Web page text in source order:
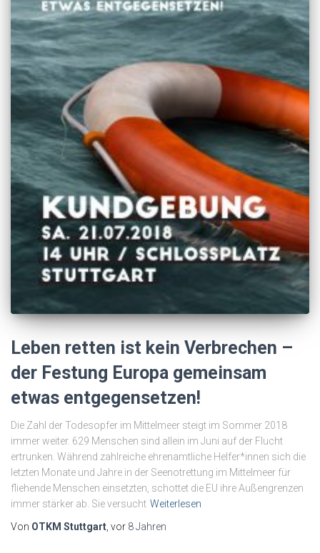
Leben retten ist kein Verbrechen –
der Festung Europa gemeinsam
etwas entgegensetzen!
Die Zahl der Todesopfer im Mittelmeer steigt im Sommer 2018
immer weiter. 629 Menschen sind allein im Juni auf der Flucht
ertrunken. Während zahlreiche ehrenamtliche Helfer*innen sich die
letzten Monate und Jahre in der Seenotrettung im Mittelmeer für
fliehende Menschen einsetzten, schottet die EU ihre Außengrenzen
immer stärker ab. Sie versucht Weiterlesen
Von OTKM Stuttgart , vor 8 Jahren